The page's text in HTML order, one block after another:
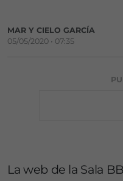
MAR Y CIELO GARCÍA
05/05/2020 • 07:35
La web de la Sala